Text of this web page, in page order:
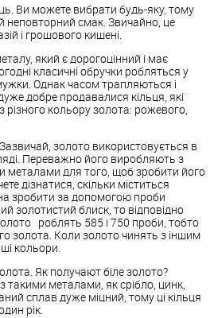
Ви можете вибрати будь-яку, тому
смак. Звичайно, це
і грошового кишені.
який є дорогоцінний і має
класичні обручки робляться у
Однак часом трапляються і
добре продавалися кільця, які
різного кольору золота: рожевого,
золото використовується в
Переважно його виробляють з
металами для того, щоб зробити його
дізнатися, скільки міститься
зробити за допомогою проби
золотистий блиск, то відповідно
роблять 585 і 750 проби, тобто
золота. Коли золото чинять з іншим
кольори.
Як получают біле золото?
такими металами, як срібло, цинк,
сплав дуже міцний, тому ці кільця
рік.